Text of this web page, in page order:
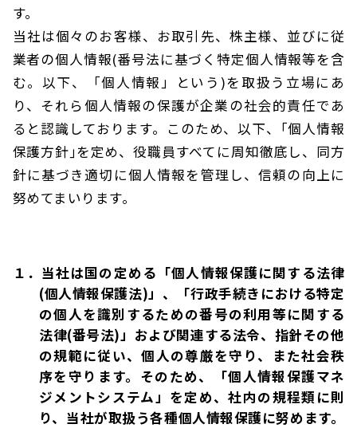
す。
当社は個々のお客様、お取引先、株主様、並びに従
業者の個人情報(番号法に基づく特定個人情報等を含
む。以下、「個人情報」という)を取扱う立場にあ
り、それら個人情報の保護が企業の社会的責任であ
ると認識しております。このため、以下、｢個人情報
保護方針｣を定め、役職員すべてに周知徹底し、同方
針に基づき適切に個人情報を管理し、信頼の向上に
努めてまいります。
１．当社は国の定める「個人情報保護に関する法律
(個人情報保護法)」、「行政手続きにおける特定
の個人を識別するための番号の利用等に関する
法律(番号法)」および関連する法令、指針その他
の規範に従い、個人の尊厳を守り、また社会秩
序を守ります。そのため、「個人情報保護マネ
ジメントシステム」を定め、社内の規程類に則
り、当社が取扱う各種個人情報保護に努めます。